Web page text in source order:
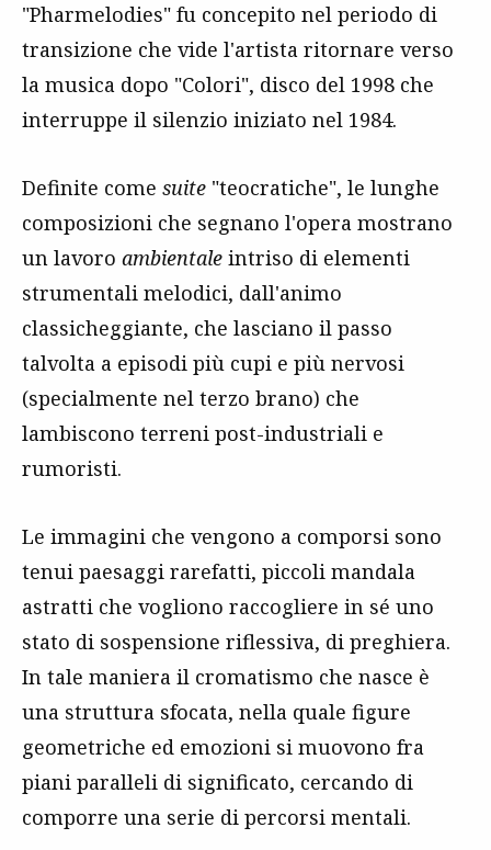
"Pharmelodies" fu concepito nel periodo di
transizione che vide l'artista ritornare verso
la musica dopo "Colori", disco del 1998 che
interruppe il silenzio iniziato nel 1984.
Definite come suite "teocratiche", le lunghe
composizioni che segnano l'opera mostrano
un lavoro ambientale intriso di elementi
strumentali melodici, dall'animo
classicheggiante, che lasciano il passo
talvolta a episodi più cupi e più nervosi
(specialmente nel terzo brano) che
lambiscono terreni post-industriali e
rumoristi.
Le immagini che vengono a comporsi sono
tenui paesaggi rarefatti, piccoli mandala
astratti che vogliono raccogliere in sé uno
stato di sospensione riflessiva, di preghiera.
In tale maniera il cromatismo che nasce è
una struttura sfocata, nella quale figure
geometriche ed emozioni si muovono fra
piani paralleli di significato, cercando di
comporre una serie di percorsi mentali.